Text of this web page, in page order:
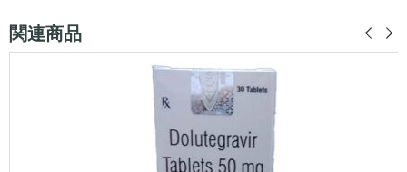
関連商品